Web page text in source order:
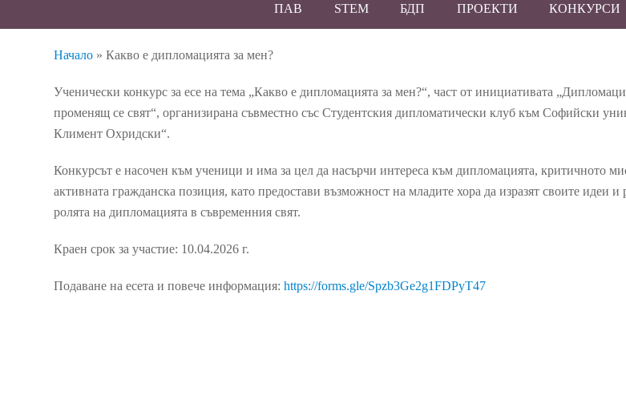
ПАВ STEM БДП ПРОЕКТИ КОНКУРСИ
Начало »Какво е дипломацията за мен?
Ученически конкурс за есе на тема „Какво е дипломацията за мен?“, част от инициативата
променящ се свят“, организирана съвместно със Студентския дипломатически клуб към Софийски
Климент Охридски“.
Конкурсът е насочен към ученици и има за цел да насърчи интереса към дипломацията, критичното
активната гражданска позиция, като предостави възможност на младите хора да изразят своите идеи и
ролята на дипломацията в съвременния свят.
Краен срок за участие: 10.04.2026 г.
Подаване на есета и повече информация:https://forms.gle/Spzb3Ge2g1FDPyT47